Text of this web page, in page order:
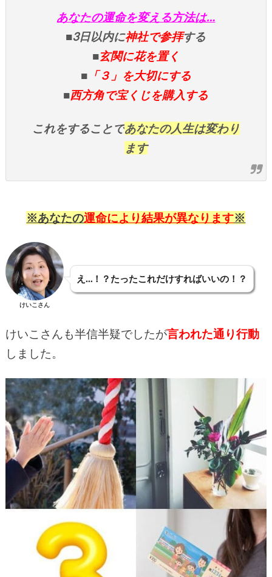
あなたの運命を変える方法は…
■3日以内に神社で参拝する
■玄関に花を置く
■「３」を大切にする
■西方角で宝くじを購入する
これをすることであなたの人生は変わり
ます
※あなたの運命により結果が異なります※
けいこさん
え…！？たったこれだけすればいいの！？
けいこさんも半信半疑でしたが言われた通り行動
しました。